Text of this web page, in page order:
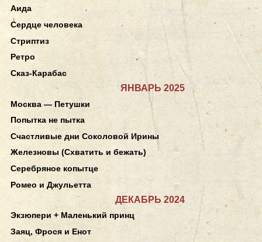
Аида
Сердце человека
Стриптиз
Ретро
Сказ-Карабас
ЯНВАРЬ 2025
Москва — Петушки
Попытка не пытка
Счастливые дни Соколовой Ирины
Железновы (Схватить и бежать)
Серебряное копытце
Ромео и Джульетта
ДЕКАБРЬ 2024
Экзюпери + Маленький принц
Заяц, Фрося и Енот